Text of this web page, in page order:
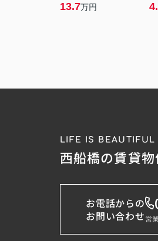
13.7万円
LIFE IS BEAUTIFUL
西船橋の賃貸
お電話からの
お問い合わせ営